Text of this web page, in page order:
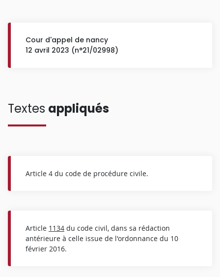
Cour d'appel de nancy
12 avril 2023 (n°21/02998)
Textes appliqués
Article 4 du code de procédure civile.
Article 1134 du code civil, dans sa rédaction
antérieure à celle issue de l'ordonnance du 10
février 2016.